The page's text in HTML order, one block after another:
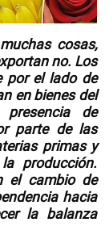
cosas,
no. Los
por el lado de
en bienes del
de
parte de las
primas y
producción.
el cambio de
hacia
la balanza